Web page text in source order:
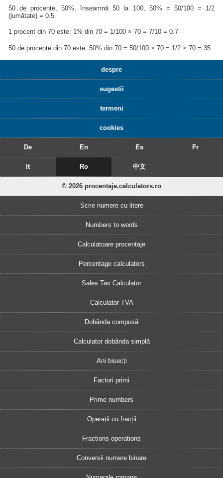
50 de procente, 50%, înseamnă 50 la 100, 50% = 50/100 = 1/2
(jumătate) = 0.5.
1 procent din 70 este: 1% din 70 = 1/100 × 70 = 7/10 = 0.7
50 de procente din 70 este: 50% din 70 = 50/100 × 70 = 1/2 × 70 = 35.
despre
sugestii
termeni
cookies
De En Es Fr
It Ro 中文
© 2026 procentaje.calculators.ro
Scrie numere cu litere
Numbers to words
Calculatoare procentaje
Percentage calculators
Sales Tax Calculator
Calculator TVA
Dobânda compusă
Calculator dobânda simplă
Ani bisecți
Factori primi
Prime numbers
Operații cu fracții
Fractions operations
Conversii numere binare